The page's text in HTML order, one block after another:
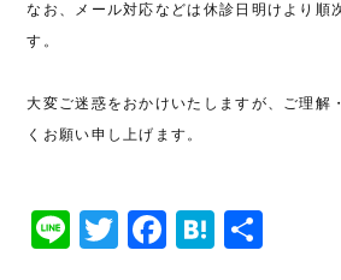
なお、メール対応などは休診日明けより順
す。
大変ご迷惑をおかけいたしますが、ご理解
くお願い申し上げます。
LineTwitter
Facebook
Hatena